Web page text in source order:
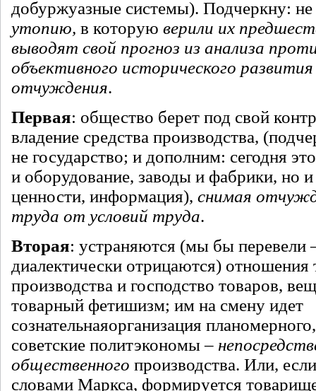
добуржуазные системы). Подчеркну:
утопию, в которую верили их
выводят свой прогноз из анализа
объективного исторического
отчуждения.
Первая: общество берет под свой
владение средства производства,
не государство; и дополним: сегодня
и оборудование, заводы и фабрики, но
ценности, информация), снимая
труда от условий труда.
Вторая: устраняются (мы бы перевели
диалектически отрицаются) отношения
производства и господство товаров,
товарный фетишизм; им на смену идет
сознательнаяорганизация
советские политэкономы –
общественного производства. Или,
словами Маркса, формируется